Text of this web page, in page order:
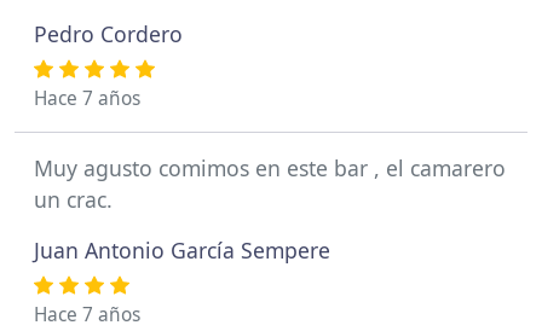
Pedro Cordero
Hace 7 años
Muy agusto comimos en este bar , el camarero
un crac.
Juan Antonio García Sempere
Hace 7 años